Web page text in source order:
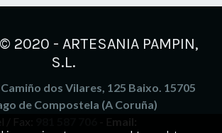
2020 - ARTESANIA PAMPIN,
S.L.
dos Vilares, 125 Baixo. 15705
de Compostela (A Coruña)